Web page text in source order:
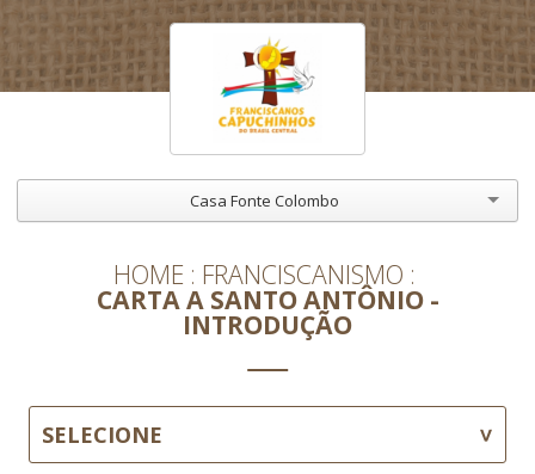
Casa Fonte Colombo
HOME FRANCISCANISMO
CARTA A SANTO ANTÔNIO -
INTRODUÇÃO
SELECIONE